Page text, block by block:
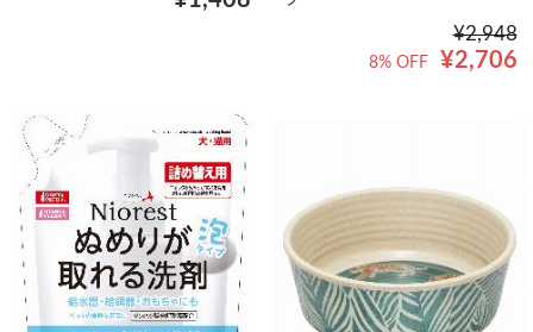
¥2,948
¥2,706
8% OFF